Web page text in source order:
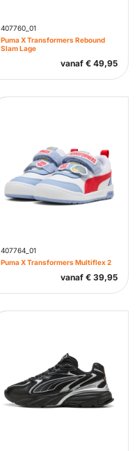
407760_01
Puma X Transformers Rebound
Slam Lage
vanaf € 49,95
407764_01
Puma X Transformers Multiflex 2
vanaf € 39,95